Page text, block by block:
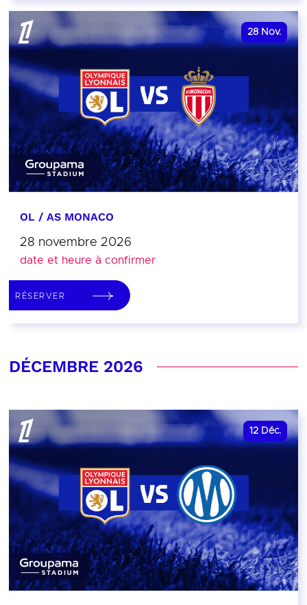
28 Nov.
OL / AS MONACO
28 novembre 2026
date et heure à confirmer
RÉSERVER
DÉCEMBRE 2026
12 Déc.